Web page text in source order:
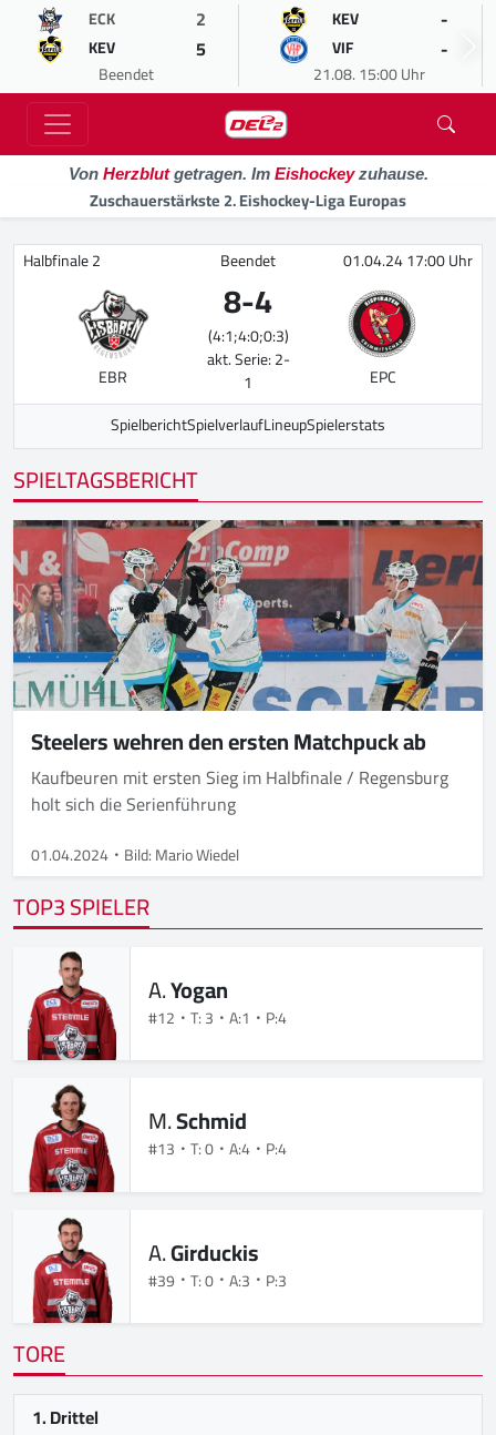
ECK 2
KEV 5
Beendet
KEV -
VIF -
21.08. 15:00 Uhr
Von Herzblutgetragen. Im Eishockeyzuhause.
Zuschauerstärkste 2. Eishockey-Liga Europas
Halbfinale 2 Beendet 01.04.24 17:00 Uhr
EBR
8-4
(4:1;4:0;0:3)
akt. Serie: 2-
1
EPC
SpielberichtSpielverlaufLineupSpielerstats
SPIELTAGSBERICHT
Steelers wehren den ersten Matchpuck ab
Kaufbeuren mit ersten Sieg im Halbfinale / Regensburg
holt sich die Serienführung
01.04.2024 Bild: Mario Wiedel
TOP3 SPIELER
A.Yogan
#12 T: 3 A:1 P:4
M.Schmid
#13 T: 0 A:4 P:4
A.Girduckis
#39 T: 0 A:3 P:3
TORE
1. Drittel